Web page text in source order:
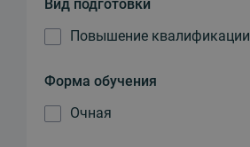
Вид подготовки
Повышение квалификации
Форма обучения
Очная